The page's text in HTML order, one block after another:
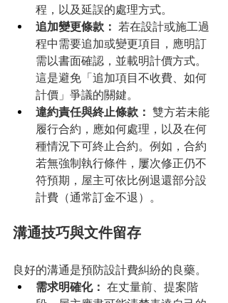
程，以及延誤的處理方式。
追加變更條款： 若在設計或施工過
程中需要追加或變更項目，應明訂
需以書面確認，並載明計價方式。
這是避免「追加項目不收費、如何
計價」爭議的關鍵。
違約責任與終止條款： 雙方若未能
履行合約，應如何處理，以及在何
種情況下可終止合約。例如，合約
若無強制執行條件，屢次修正仍不
符預期，屋主可依比例退還部分設
計費（通常訂金不退）。
溝通技巧與文件留存
良好的溝通是預防設計費糾紛的良藥。
需求明確化： 在丈量前、提案階